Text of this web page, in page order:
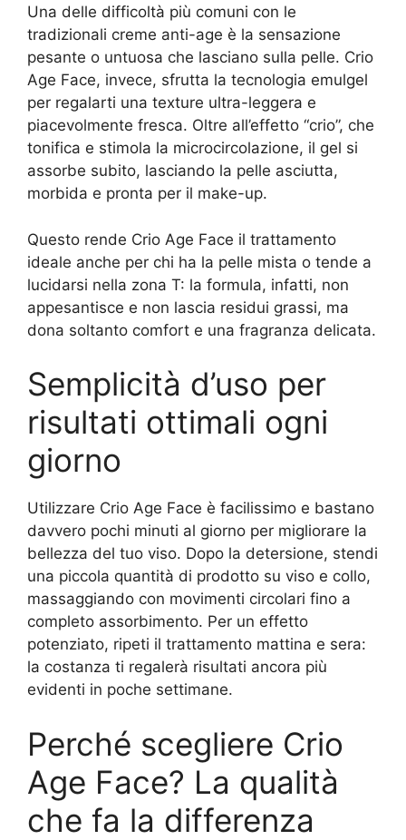
Una delle difficoltà più comuni con le
tradizionali creme anti-age è la sensazione
pesante o untuosa che lasciano sulla pelle. Crio
Age Face, invece, sfrutta la tecnologia emulgel
per regalarti una texture ultra-leggera e
piacevolmente fresca. Oltre all’effetto “crio”, che
tonifica e stimola la microcircolazione, il gel si
assorbe subito, lasciando la pelle asciutta,
morbida e pronta per il make-up.
Questo rende Crio Age Face il trattamento
ideale anche per chi ha la pelle mista o tende a
lucidarsi nella zona T: la formula, infatti, non
appesantisce e non lascia residui grassi, ma
dona soltanto comfort e una fragranza delicata.
Semplicità d’uso per
risultati ottimali ogni
giorno
Utilizzare Crio Age Face è facilissimo e bastano
davvero pochi minuti al giorno per migliorare la
bellezza del tuo viso. Dopo la detersione, stendi
una piccola quantità di prodotto su viso e collo,
massaggiando con movimenti circolari fino a
completo assorbimento. Per un effetto
potenziato, ripeti il trattamento mattina e sera:
la costanza ti regalerà risultati ancora più
evidenti in poche settimane.
Perché scegliere Crio
Age Face? La qualità
che fa la differenza